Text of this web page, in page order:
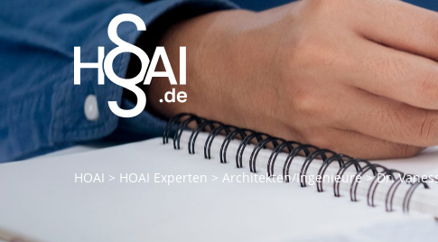
HOAI > HOAI Experten > Architekten/Ingenieure>Dr.